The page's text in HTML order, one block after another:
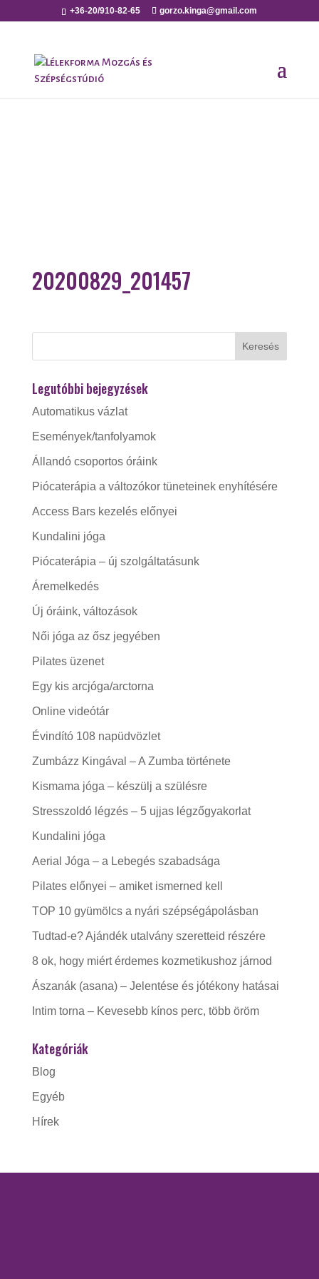
+36-20/910-82-65 gorzo.kinga@gmail.com
20200829_201457
Legutóbbi bejegyzések
Automatikus vázlat
Események/tanfolyamok
Állandó csoportos óráink
Piócaterápia a változókor tüneteinek enyhítésére
Access Bars kezelés előnyei
Kundalini jóga
Piócaterápia – új szolgáltatásunk
Áremelkedés
Új óráink, változások
Női jóga az ősz jegyében
Pilates üzenet
Egy kis arcjóga/arctorna
Online videótár
Évindító 108 napüdvözlet
Zumbázz Kingával – A Zumba története
Kismama jóga – készülj a szülésre
Stresszoldó légzés – 5 ujjas légzőgyakorlat
Kundalini jóga
Aerial Jóga – a Lebegés szabadsága
Pilates előnyei – amiket ismerned kell
TOP 10 gyümölcs a nyári szépségápolásban
Tudtad-e? Ajándék utalvány szeretteid részére
8 ok, hogy miért érdemes kozmetikushoz járnod
Ászanák (asana) – Jelentése és jótékony hatásai
Intim torna – Kevesebb kínos perc, több öröm
Kategóriák
Blog
Egyéb
Hírek